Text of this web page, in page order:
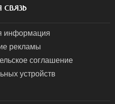
СВЯЗЬ
информация
рекламы
соглашение
устройств